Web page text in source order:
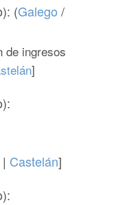
(Galego /
de ingresos
]
| Castelán]